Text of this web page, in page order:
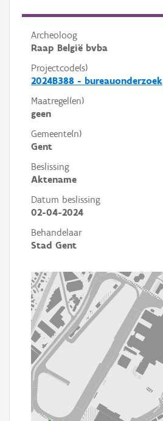
Archeoloog
Raap België bvba
Projectcode(s)
2024B388 - bureauonderzoek
Maatregel(en)
geen
Gemeente(n)
Gent
Beslissing
Aktename
Datum beslissing
02-04-2024
Behandelaar
Stad Gent